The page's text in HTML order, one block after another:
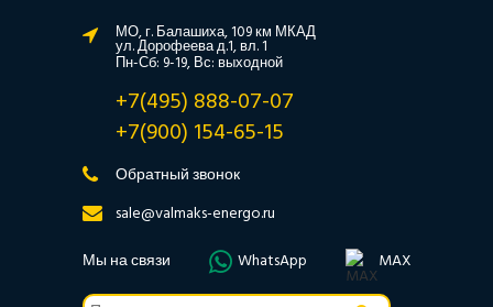
МО, г. Балашиха, 109 км МКАД
ул. Дорофеева д.1, вл. 1
Пн-Сб: 9-19, Вс: выходной
+7(495) 888-07-07
+7(900) 154-65-15
Обратный звонок
sale@valmaks-energo.ru
Мы на связи
WhatsApp MAX